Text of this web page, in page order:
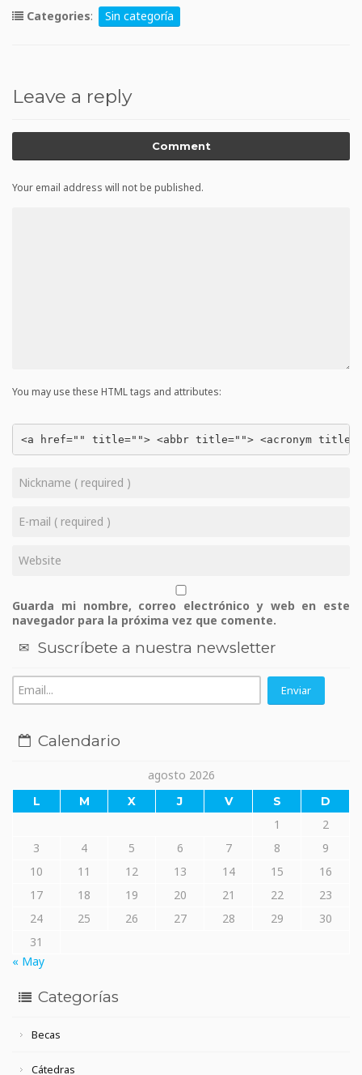
Categories: Sin categoría
Leave a reply
Comment
Your email address will not be published.
You may use these HTML tags and attributes:
<a href="" title=""> <abbr title=""> <acronym
Guarda mi nombre, correo electrónico y web en este
navegador para la próxima vez que comente.
Suscríbete a nuestra newsletter
Calendario
agosto 2026
L M X J V S D
1
2
3
4 5 6 7 8
9
10
11 12 13 14 15
16
17
18 19 20 21 22
23
24
25 26 27 28 29
30
31
« May
Categorías
Becas
Cátedras